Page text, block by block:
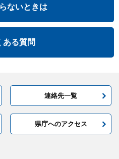
ないときは
ある質問
連絡先一覧
県庁へのアクセス